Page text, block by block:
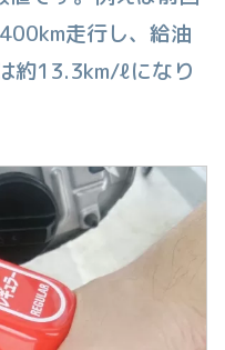
走行し、給油
約13.3km/ℓになり